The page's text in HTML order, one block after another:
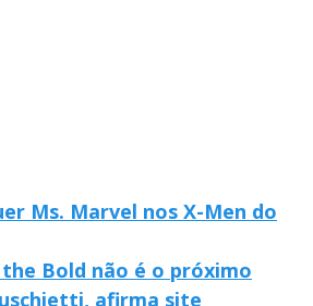
Ms. Marvel nos X-Men do
Bold não é o próximo
afirma site